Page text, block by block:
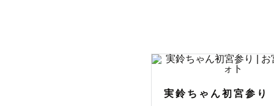
のご案内で
午前撮影
影開始とな
実鈴ちゃん初宮参り